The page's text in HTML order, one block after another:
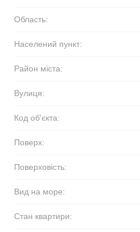
Область:
Населений пункт:
Район міста:
Вулиця:
Код об'єкта:
Поверх:
Поверховість:
Вид на море:
Стан квартири: